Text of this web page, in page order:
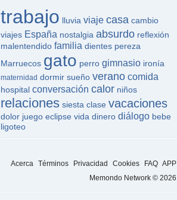
trabajo lluvia viaje casa cambio
viajes España nostalgia absurdo reflexión
malentendido familia dientes pereza
Marruecos gato perro gimnasio ironía
maternidad dormir sueño verano comida
hospital conversación calor niños
relaciones siesta clase vacaciones
dolor juego eclipse vida dinero diálogo bebe
ligoteo
Acerca Términos Privacidad Cookies FAQ APP
Memondo Network © 2026